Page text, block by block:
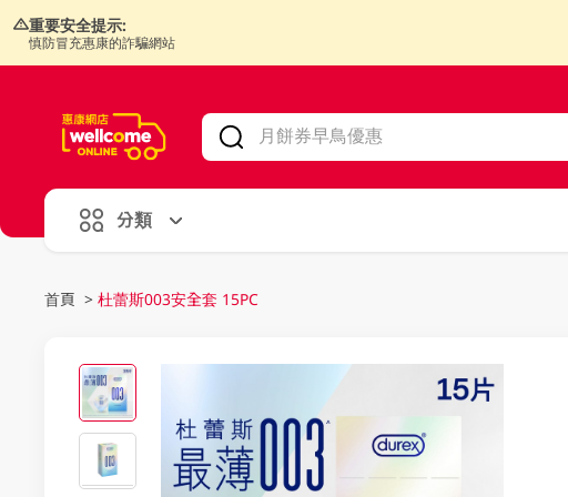
重要安全提示:
慎防冒充惠康的詐騙網站
分類
首頁 > 杜蕾斯003安全套 15PC